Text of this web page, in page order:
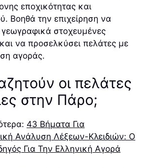
εποχικότητας και
Βοηθά την επιχείρηση να
γεωγραφικά στοχευμένες
να προσελκύσει πελάτες με
αγοράς.
οι πελάτες
στην Πάρο;
43 Βήματα Για
Ανάλυση Λέξεων-Κλειδιών: Ο
Για Την Ελληνική Αγορά